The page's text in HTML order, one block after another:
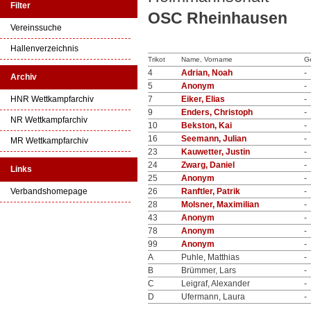
Filter
Vereinssuche
Hallenverzeichnis
Archiv
HNR Wettkampfarchiv
NR Wettkampfarchiv
MR Wettkampfarchiv
Links
Verbandshomepage
OSC Rheinhausen
Trikot Name, Vorname
4 Adrian, Noah
-
5
Anonym
-
7
Eiker, Elias
-
9
Enders, Christoph
-
10
Bekston, Kai
-
16
Seemann, Julian
-
23
Kauwetter, Justin
-
24
Zwarg, Daniel
-
25
Anonym
-
26
Ranftler, Patrik
-
28
Molsner, Maximilian
-
43
Anonym
-
78
Anonym
-
99
Anonym
-
A
Puhle, Matthias
-
B
Brümmer, Lars
-
C
Leigraf, Alexander
-
D
Ufermann, Laura -